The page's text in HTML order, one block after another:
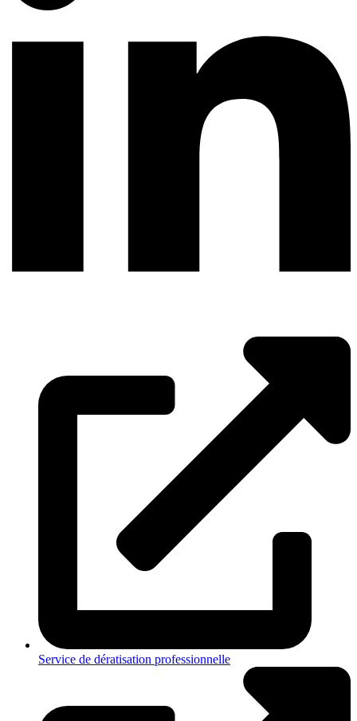
Service de dératisation professionnelle